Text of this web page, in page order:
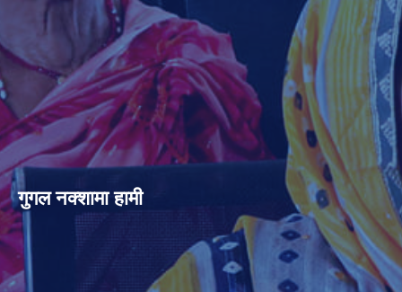
गुगल नक्शामा हामी